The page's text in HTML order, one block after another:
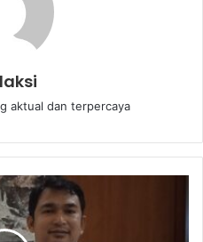
aktual dan terpercaya